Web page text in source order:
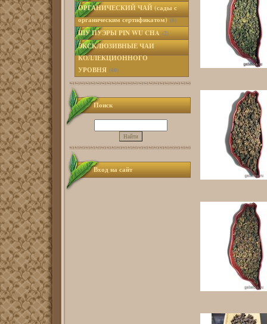
ОРГАНИЧЕСКИЙ ЧАЙ (сады с
органическим сертификатом)(8)
ШУ ПУЭРЫ PIN WU CHA(2)
ЭКСКЛЮЗИВНЫЕ ЧАИ
КОЛЛЕКЦИОННОГО
УРОВНЯ (40)
Поиск
Вход на сайт